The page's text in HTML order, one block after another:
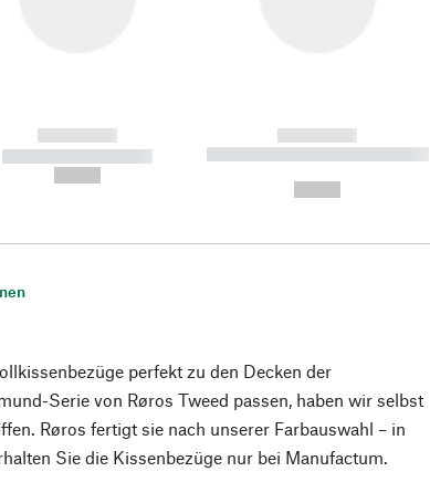
------------
----------- -----------
------------
----------- ----------- ----------
perfekt zu den Decken der
Serie von Røros Tweed passen, haben wir selbst
Røros fertigt sie nach unserer Farbauswahl – in
Sie die Kissenbezüge nur bei Manufactum.